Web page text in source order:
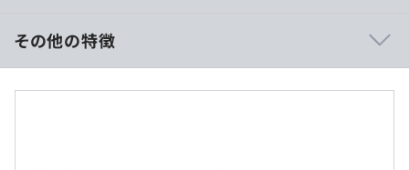
・短期的な利益ではなく、提供価値の大きさや公共性を重
視して開発を進める社風です。
・新規案件は企画部門との共同でプロジェクトを推進する
ため、社内のコミュニケーションも活発です。
月給：417,900円～557,300円
※上記金額には勤務地手当（東京勤務前提）を含み
その他の特徴